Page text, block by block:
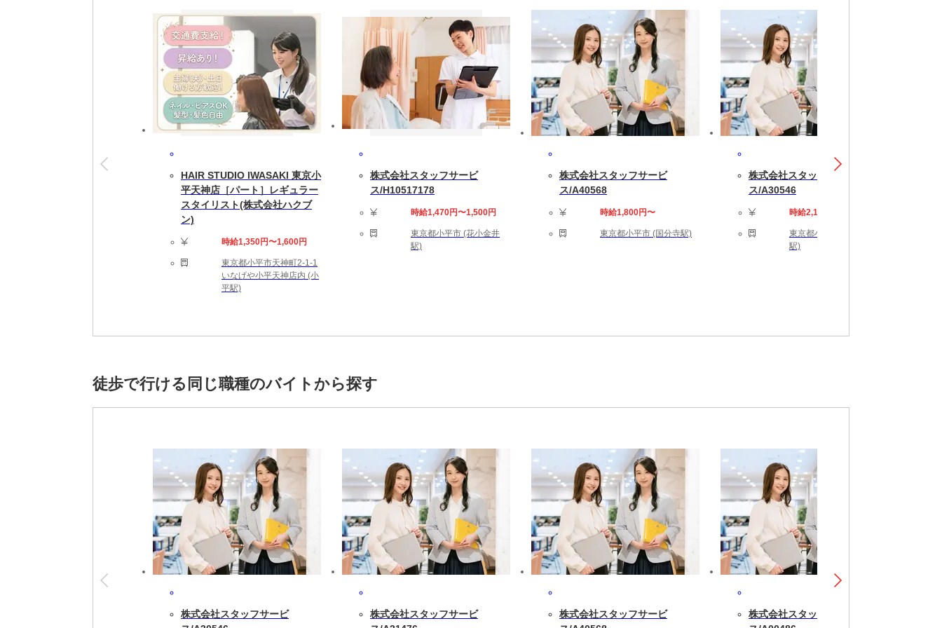
就業開始後も専属担当者がしっかりフォローします
※就業開始前に来社が必要な場合があります
【勤務詳細】
08:30～17:00 実働7時間30分 休憩60分 残業は30(時間以内/月)です。
完全週休2日制（土日祝休み） ※企業カレンダーによる
即日～長期(3ヶ月以上)
【勤務地備考】
◆職場の環境：【たばこ：分煙】
【こんなスキルや経験のある方を歓迎します！】 電気設計の知識。回路設計、基盤設計、評価、など。
【月収例】54万円＝時給3600円×150時間（残業代別途）
※雇用元は株式会社スタッフサービスです。
HAIR STUDIO IWASAKI 東京小
平天神店［パート］レギュラー
スタイリスト(株式会社ハクブ
ン)
時給1,350円〜1,600円
東京都小平市天神町2-1-1
いなげや小平天神店内 (小
平駅)
株式会社スタッフサービ
ス/H10517178
時給1,470円〜1,500円
東京都小平市 (花小金井
駅)
株式会社スタッフサービ
ス/A40568
時給1,800円〜
東京都小平市 (国分寺駅)
株式会社スタッフサービ
ス/A30546
時給2,100円〜
東京都小平市 (武蔵小金井
駅)
徒歩で行ける同じ職種のバイトから探す
株式会社スタッフサービ
株式会社スタッフサービ
株式会社スタッフサービ
株式会社スタッフサービ